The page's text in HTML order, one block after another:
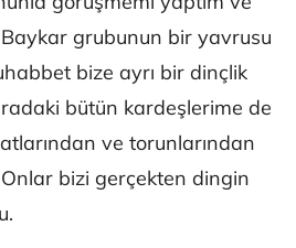
Baykar grubunun bir yavrusu
bize ayrı bir dinçlik
bütün kardeşlerime de
ve torunlarından
bizi gerçekten dingin